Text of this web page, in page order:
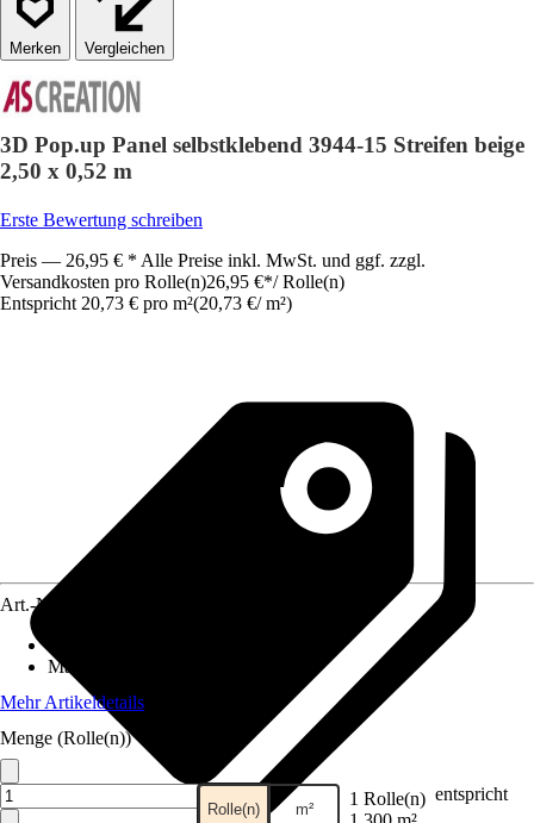
Vergleichen
3D Pop.up Panel selbstklebend 3944-15 Streifen beige
2,50 x 0,52 m
Erste Bewertung schreiben
Preis — 26,95 € * Alle Preise inkl. MwSt. und ggf. zzgl.
Versandkosten pro Rolle(n)26,95 €*/ Rolle(n)
Entspricht 20,73 € pro m²(20,73 €/ m²)
Art.-Nr.
Maße (BxH)
Mehr Artikeldetails
Menge (Rolle(n))
Rolle(n) m² 1 Rolle(n) entspricht